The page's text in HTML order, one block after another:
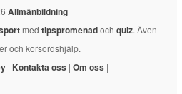
Allmänbildning
med tipspromenadoch quiz. Även
och korsordshjälp.
| Kontakta oss | Om oss |